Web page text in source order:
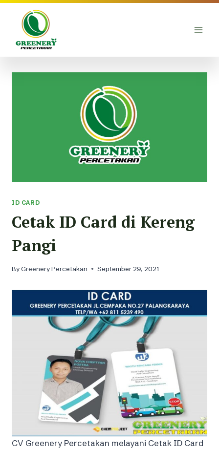
Skip
content
ID CARD
Cetak ID Card di Kereng
Pangi
ByGreenery Percetakan September 29, 2021
CV Greenery Percetakan melayani Cetak ID Card